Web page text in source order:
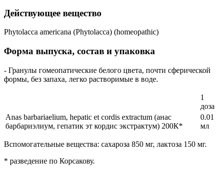
Действующее вещество
Phytolacca americana (Phytolacca) (homeopathic)
Форма выпуска, состав и упаковка
- Гранулы гомеопатические белого цвета, почти сферической
формы, без запаха, легко растворимые в воде.
1
доза
Anas barbariaelium, hepatic et cordis extractum (анас
барбариэлиум, гепатик эт кордис экстрактум) 200К*
0.01
мл
Вспомогательные вещества: сахароза 850 мг, лактоза 150 мг.
* разведение по Корсакову.